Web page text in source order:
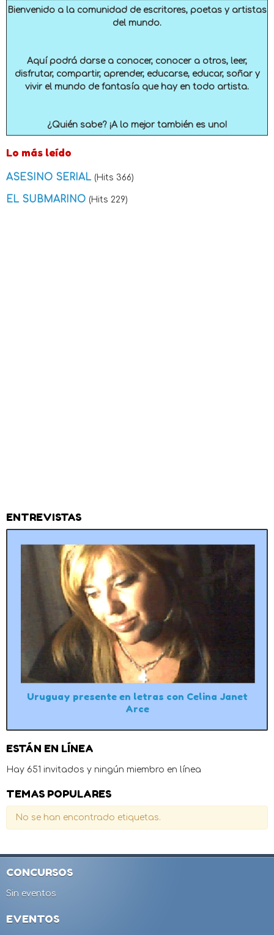
Bienvenido a la comunidad de escritores, poetas y artistas
del mundo.
Aquí podrá darse a conocer, conocer a otros, leer,
disfrutar, compartir, aprender, educarse, educar, soñar y
vivir el mundo de fantasía que hay en todo artista.
¿Quién sabe? ¡A lo mejor también es uno!
Lo más leído
ASESINO SERIAL (Hits 366)
EL SUBMARINO (Hits 229)
ENTREVISTAS
Uruguay presente en letras con Celina Janet
Arce
ESTÁN EN LÍNEA
Hay 651 invitados y ningún miembro en línea
TEMAS POPULARES
No se han encontrado etiquetas.
CONCURSOS
Sin eventos
EVENTOS